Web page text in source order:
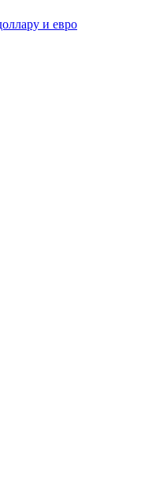
и евро